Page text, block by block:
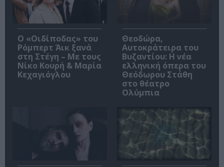
O «Οιδίποδας» του
Ρόμπερτ Άικ ξανά
στη Στέγη – Με τους
Νίκο Κουρή & Μαρία
Κεχαγιόγλου
Θεοδώρα,
Αυτοκράτειρα του
Βυζαντίου: Η νέα
ελληνική όπερα του
Θεόδωρου Στάθη
στο θέατρο
Ολύμπια